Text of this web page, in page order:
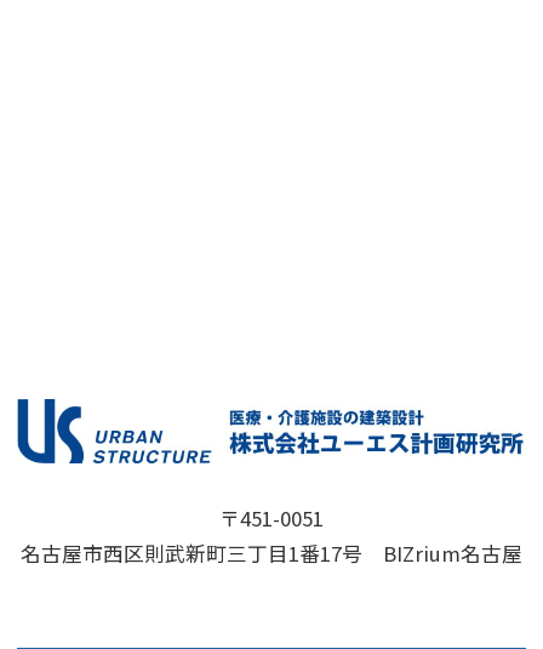
〒451-0051
名古屋市西区則武新町三丁目1番17号 BIZrium名古屋